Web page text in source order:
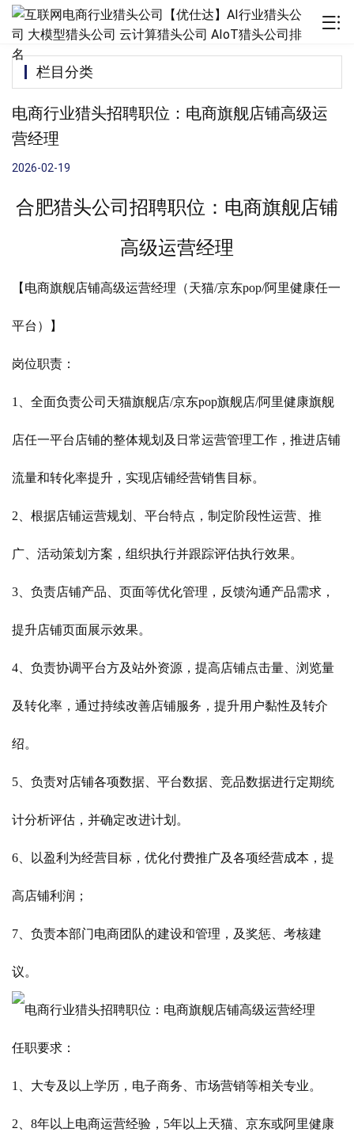
电商行业猎头招聘职位：电商旗舰店铺高级运
营经理
2026-02-19
合肥猎头公司招聘职位：电商旗舰店铺
高级运营经理
【电商旗舰店铺高级运营经理（天猫/京东pop/阿里健康任一
平台）】
岗位职责：
1、全面负责公司天猫旗舰店/京东pop旗舰店/阿里健康旗舰
店任一平台店铺的整体规划及日常运营管理工作，推进店铺
流量和转化率提升，实现店铺经营销售目标。
2、根据店铺运营规划、平台特点，制定阶段性运营、推
广、活动策划方案，组织执行并跟踪评估执行效果。
3、负责店铺产品、页面等优化管理，反馈沟通产品需求，
提升店铺页面展示效果。
4、负责协调平台方及站外资源，提高店铺点击量、浏览量
及转化率，通过持续改善店铺服务，提升用户黏性及转介
绍。
5、负责对店铺各项数据、平台数据、竞品数据进行定期统
计分析评估，并确定改进计划。
6、以盈利为经营目标，优化付费推广及各项经营成本，提
高店铺利润；
7、负责本部门电商团队的建设和管理，及奖惩、考核建
议。
任职要求：
1、大专及以上学历，电子商务、市场营销等相关专业。
2、8年以上电商运营经验，5年以上天猫、京东或阿里健康
栏目分类